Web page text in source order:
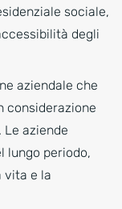
sociale,
degli
aziendale che
considerazione
Le aziende
lungo periodo,
vita e la